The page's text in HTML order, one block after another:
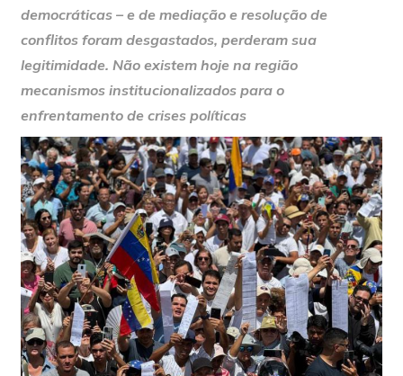
democráticas – e de mediação e resolução de
conflitos foram desgastados, perderam sua
legitimidade. Não existem hoje na região
mecanismos institucionalizados para o
enfrentamento de crises políticas